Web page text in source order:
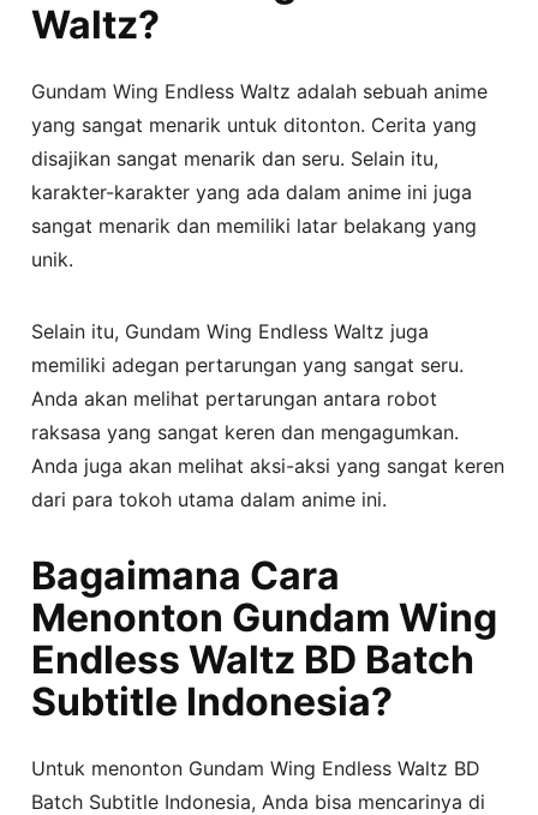
Waltz?
Gundam Wing Endless Waltz adalah sebuah anime
yang sangat menarik untuk ditonton. Cerita yang
disajikan sangat menarik dan seru. Selain itu,
karakter-karakter yang ada dalam anime ini juga
sangat menarik dan memiliki latar belakang yang
unik.
Selain itu, Gundam Wing Endless Waltz juga
memiliki adegan pertarungan yang sangat seru.
Anda akan melihat pertarungan antara robot
raksasa yang sangat keren dan mengagumkan.
Anda juga akan melihat aksi-aksi yang sangat keren
dari para tokoh utama dalam anime ini.
Bagaimana Cara
Menonton Gundam Wing
Endless Waltz BD Batch
Subtitle Indonesia?
Untuk menonton Gundam Wing Endless Waltz BD
Batch Subtitle Indonesia, Anda bisa mencarinya di